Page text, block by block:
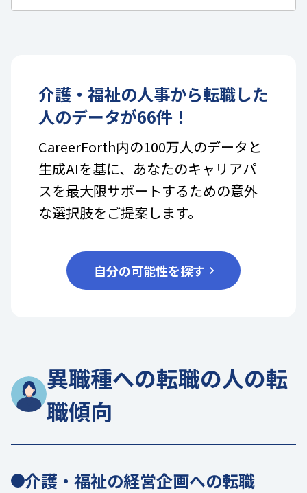
介護・福祉の人事から転職した
人のデータが66件！
CareerForth内の100万人のデータと
生成AIを基に、あなたのキャリアパ
スを最大限サポートするための意外
な選択肢をご提案します。
自分の可能性を探す
異職種への転職の人の転
職傾向
介護・福祉の経営企画への転職